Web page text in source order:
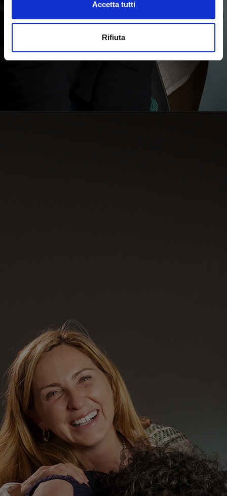
Accetta tutti
Rifiuta